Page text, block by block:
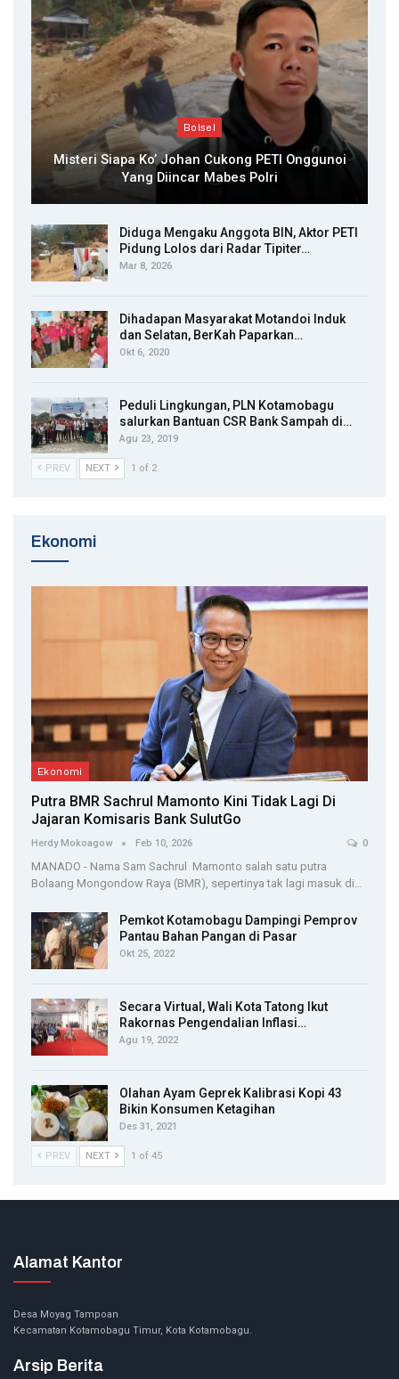
Bolsel
Misteri Siapa Ko’ Johan Cukong PETI Onggunoi
Yang Diincar Mabes Polri
Diduga Mengaku Anggota BIN, Aktor PETI
Pidung Lolos dari Radar Tipiter…
Mar 8, 2026
Dihadapan Masyarakat Motandoi Induk
dan Selatan, BerKah Paparkan…
Okt 6, 2020
Peduli Lingkungan, PLN Kotamobagu
salurkan Bantuan CSR Bank Sampah di…
Agu 23, 2019
PREV NEXT 1 of 2
Ekonomi
Ekonomi
Putra BMR Sachrul Mamonto Kini Tidak Lagi Di
Jajaran Komisaris Bank SulutGo
Herdy Mokoagow Feb 10, 2026 0
MANADO - Nama Sam Sachrul Mamonto salah satu putra
Bolaang Mongondow Raya (BMR), sepertinya tak lagi masuk di…
Pemkot Kotamobagu Dampingi Pemprov
Pantau Bahan Pangan di Pasar
Okt 25, 2022
Secara Virtual, Wali Kota Tatong Ikut
Rakornas Pengendalian Inflasi…
Agu 19, 2022
Olahan Ayam Geprek Kalibrasi Kopi 43
Bikin Konsumen Ketagihan
Des 31, 2021
PREV NEXT 1 of 45
Alamat Kantor
Desa Moyag Tampoan
Kecamatan Kotamobagu Timur, Kota Kotamobagu.
Arsip Berita